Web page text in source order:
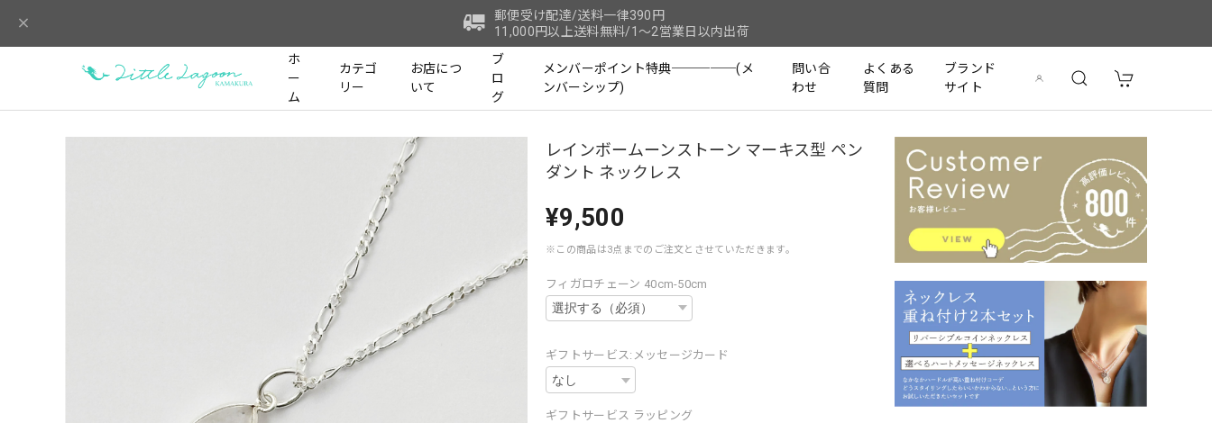
郵便受け配達/送料一律390円
11,000円以上送料無料/1～2営業日以内出荷
ホ
ー
ム
カテゴ
リー
お店につ
いて
ブ
ロ
グ
メンバーポイント特典─────(メ
ンバーシップ)
問い合
わせ
よくある
質問
ブランド
サイト
レインボームーンストーン マーキス型 ペン
ダント ネックレス
¥9,500
※この商品は3点までのご注文とさせていただきます。
フィガロチェーン 40cm-50cm
ギフトサービス:メッセージカード
ギフトサービス ラッピング